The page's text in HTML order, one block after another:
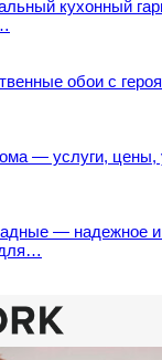
кухонный
обои с
— услуги, цены,
— надежное и